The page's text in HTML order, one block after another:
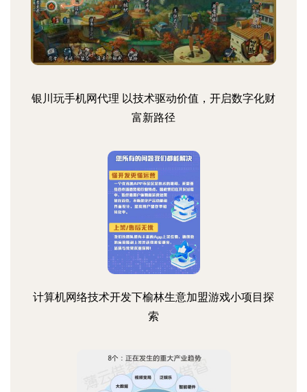
银川玩手机网代理 以技术驱动价值，开启数字化财
富新路径
计算机网络技术开发下榆林生意加盟游戏小项目探
索